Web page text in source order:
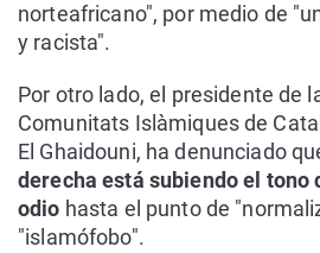
norteafricano", por medio de
y racista".
Por otro lado, el presidente de
Comunitats Islàmiques de
El Ghaidouni, ha denunciado
derecha está subiendo el tono
odio hasta el punto de
"islamófobo".